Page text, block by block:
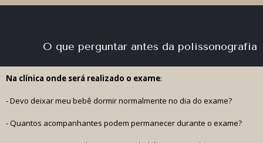
O que perguntar antes da polissonografia
Na clínica onde será realizado o exame:
- Devo deixar meu bebê dormir normalmente no dia do exame?
- Quantos acompanhantes podem permanecer durante o exame?